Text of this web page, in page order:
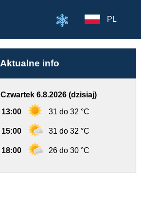
PL
Aktualne info
Czwartek 6.8.2026 (dzisiaj)
13:00 31 do 32 °C
15:00 31 do 32 °C
18:00 26 do 30 °C